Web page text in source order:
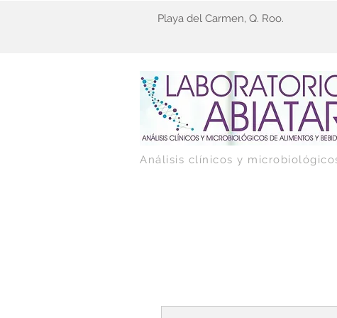
Playa del Carmen, Q. Roo.
Análisis clínicos y